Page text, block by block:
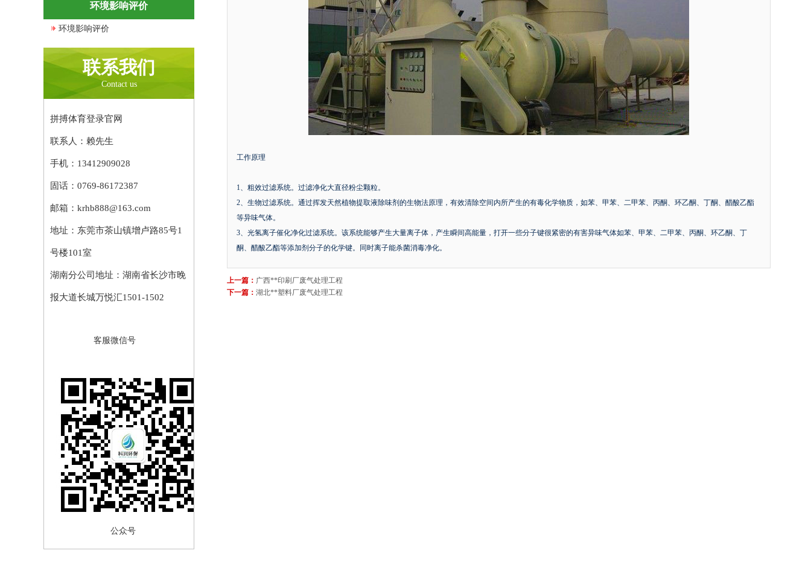
环境影响评价
环境影响评价
联系我们
Contact us
拼搏体育登录官网
联系人：赖先生
手机：13412909028
固话： 0769-86172387
邮箱：krhb888@163.com
地址：东莞市茶山镇增卢路85号1
号楼101室
湖南分公司地址：湖南省长沙市晚
报大道长城万悦汇1501-1502
客服微信号
公众号
工作原理
1、粗效过滤系统。过滤净化大直径粉尘颗粒。
2、生物过滤系统。通过挥发天然植物提取液除味剂的生物法原理，有效清除空间内所产生的有毒化学物质，如苯、甲苯、二甲苯、丙酮、环乙酮、丁酮、醋酸乙酯
等异味气体。
3、光氢离子催化净化过滤系统。该系统能够产生大量离子体，产生瞬间高能量，打开一些分子键很紧密的有害异味气体如苯、甲苯、二甲苯、丙酮、环乙酮、丁
酮、醋酸乙酯等添加剂分子的化学键。同时离子能杀菌消毒净化。
上一篇： 广西**印刷厂废气处理工程
下一篇： 湖北**塑料厂废气处理工程